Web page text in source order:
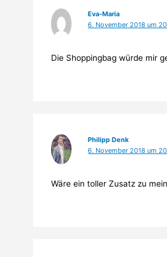
Eva-Maria
6. November 2018 um
Die Shoppingbag würde mir
Philipp Denk
6. November 2018 um
Wäre ein toller Zusatz zu